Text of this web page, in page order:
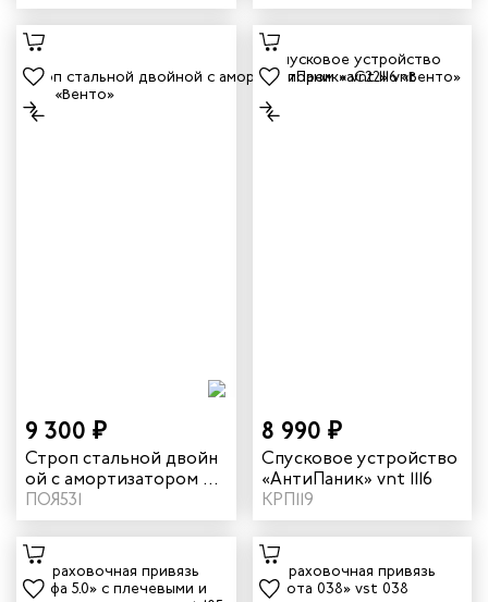
041T aT12
9 300 ₽
Строп стальной двойн
ой с амортизатором «а
С22» vnt аС22
ПОЯ531
8 990 ₽
Спусковое устройство
«АнтиПаник» vnt 1116
КРП119